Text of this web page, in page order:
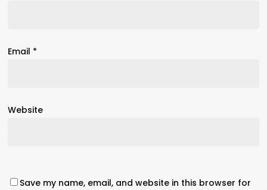
Email *
Website
Save my name, email, and website in this browser for